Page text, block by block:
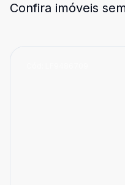
Confira imóveis